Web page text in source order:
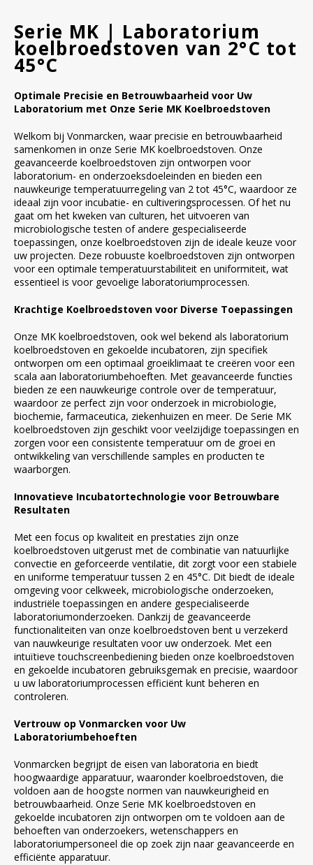
Serie MK | Laboratorium
koelbroedstoven van 2°C tot
45°C
Optimale Precisie en Betrouwbaarheid voor Uw
Laboratorium met Onze Serie MK Koelbroedstoven
Welkom bij Vonmarcken, waar precisie en betrouwbaarheid
samenkomen in onze Serie MK koelbroedstoven. Onze
geavanceerde koelbroedstoven zijn ontworpen voor
laboratorium- en onderzoeksdoeleinden en bieden een
nauwkeurige temperatuurregeling van 2 tot 45°C, waardoor ze
ideaal zijn voor incubatie- en cultiveringsprocessen. Of het nu
gaat om het kweken van culturen, het uitvoeren van
microbiologische testen of andere gespecialiseerde
toepassingen, onze koelbroedstoven zijn de ideale keuze voor
uw projecten. Deze robuuste koelbroedstoven zijn ontworpen
voor een optimale temperatuurstabiliteit en uniformiteit, wat
essentieel is voor gevoelige laboratoriumprocessen.
Krachtige Koelbroedstoven voor Diverse Toepassingen
Onze MK koelbroedstoven, ook wel bekend als laboratorium
koelbroedstoven en gekoelde incubatoren, zijn specifiek
ontworpen om een optimaal groeiklimaat te creëren voor een
scala aan laboratoriumbehoeften. Met geavanceerde functies
bieden ze een nauwkeurige controle over de temperatuur,
waardoor ze perfect zijn voor onderzoek in microbiologie,
biochemie, farmaceutica, ziekenhuizen en meer. De Serie MK
koelbroedstoven zijn geschikt voor veelzijdige toepassingen en
zorgen voor een consistente temperatuur om de groei en
ontwikkeling van verschillende samples en producten te
waarborgen.
Innovatieve Incubatortechnologie voor Betrouwbare
Resultaten
Met een focus op kwaliteit en prestaties zijn onze
koelbroedstoven uitgerust met de combinatie van natuurlijke
convectie en geforceerde ventilatie, dit zorgt voor een stabiele
en uniforme temperatuur tussen 2 en 45°C. Dit biedt de ideale
omgeving voor celkweek, microbiologische onderzoeken,
industriële toepassingen en andere gespecialiseerde
laboratoriumonderzoeken. Dankzij de geavanceerde
functionaliteiten van onze koelbroedstoven bent u verzekerd
van nauwkeurige resultaten voor uw onderzoek. Met een
intuïtieve touchscreenbediening bieden onze koelbroedstoven
en gekoelde incubatoren gebruiksgemak en precisie, waardoor
u uw laboratoriumprocessen efficiënt kunt beheren en
controleren.
Vertrouw op Vonmarcken voor Uw
Laboratoriumbehoeften
Vonmarcken begrijpt de eisen van laboratoria en biedt
hoogwaardige apparatuur, waaronder koelbroedstoven, die
voldoen aan de hoogste normen van nauwkeurigheid en
betrouwbaarheid. Onze Serie MK koelbroedstoven en
gekoelde incubatoren zijn ontworpen om te voldoen aan de
behoeften van onderzoekers, wetenschappers en
laboratoriumpersoneel die op zoek zijn naar geavanceerde en
efficiënte apparatuur.